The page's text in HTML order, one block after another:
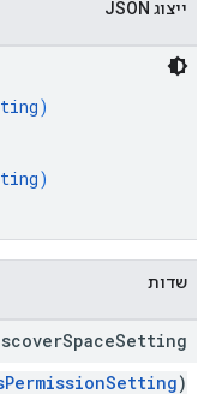
ייצוג JSON
)
)
שדות
SpaceSetting
)